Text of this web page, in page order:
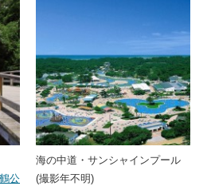
公
海の中道・サンシャインプール
(撮影年不明)